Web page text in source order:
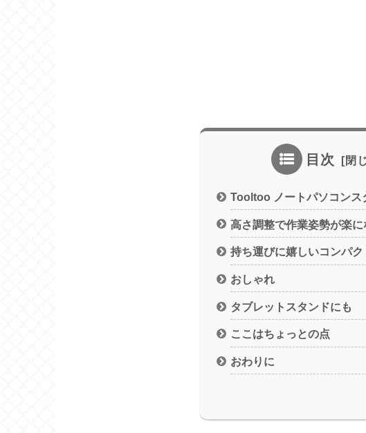
目次
Tooltoo ノートパソコンス
高さ調整で作業姿勢が楽に
持ち運びに嬉しいコンパ
おしゃれ
タブレットスタンドにも
ここはちょっとの点
おわりに